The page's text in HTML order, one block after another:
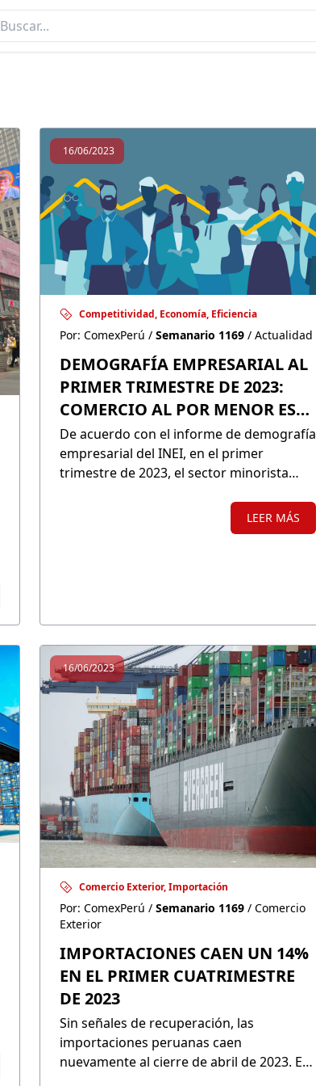
SEMANARIO 1169
16/06/2023
Competitividad, Economía, Eficiencia
Por: ComexPerú / Semanario 1169 / Actualidad
DEMOGRAFÍA EMPRESARIAL AL
PRIMER TRIMESTRE DE 2023:
COMERCIO AL POR MENOR ES
LA PRINCIPAL ACTIVIDAD
ECONÓMICA
De acuerdo con el informe de demografía
empresarial del INEI, en el primer
trimestre de 2023, el sector minorista
con un total de 970,979, lo que
representa un incremento del 1.6% en
LEER MÁS
16/06/2023
Comercio Exterior, Importación
Por: ComexPerú / Semanario 1169 / Comercio
Exterior
IMPORTACIONES CAEN UN 14%
EN EL PRIMER CUATRIMESTRE
DE 2023
Sin señales de recuperación, las
importaciones peruanas caen
nuevamente al cierre de abril de 2023. En